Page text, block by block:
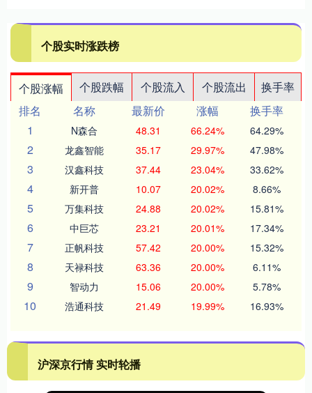
个股实时涨跌榜
个股涨幅 个股跌幅 个股流入 个股流出
换手率
排名
名称 最新价 涨幅
换手率
1
N森合 48.31 66.24% 64.29%
2 龙鑫智能 35.17 29.97% 47.98%
3 汉鑫科技 37.44 23.04% 33.62%
4 新开普 10.07 20.02% 8.66%
5 万集科技 24.88 20.02% 15.81%
6 中巨芯 23.21 20.01% 17.34%
7 正帆科技 57.42 20.00% 15.32%
8 天禄科技 63.36 20.00% 6.11%
9 智动力 15.06 20.00% 5.78%
10 浩通科技 21.49 19.99% 16.93%
沪深京行情 实时轮播